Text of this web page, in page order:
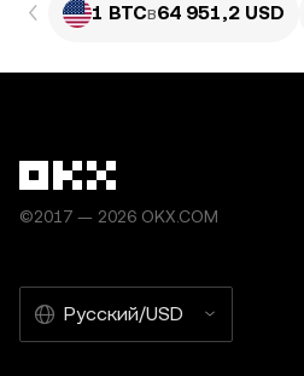
1 BTCв64 951,2 USD
©2017 — 2026 OKX.COM
Русский/USD